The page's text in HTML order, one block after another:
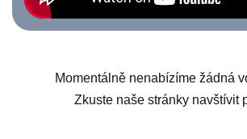
Momentálně nenabízíme žádná
Zkuste naše stránky navštívit